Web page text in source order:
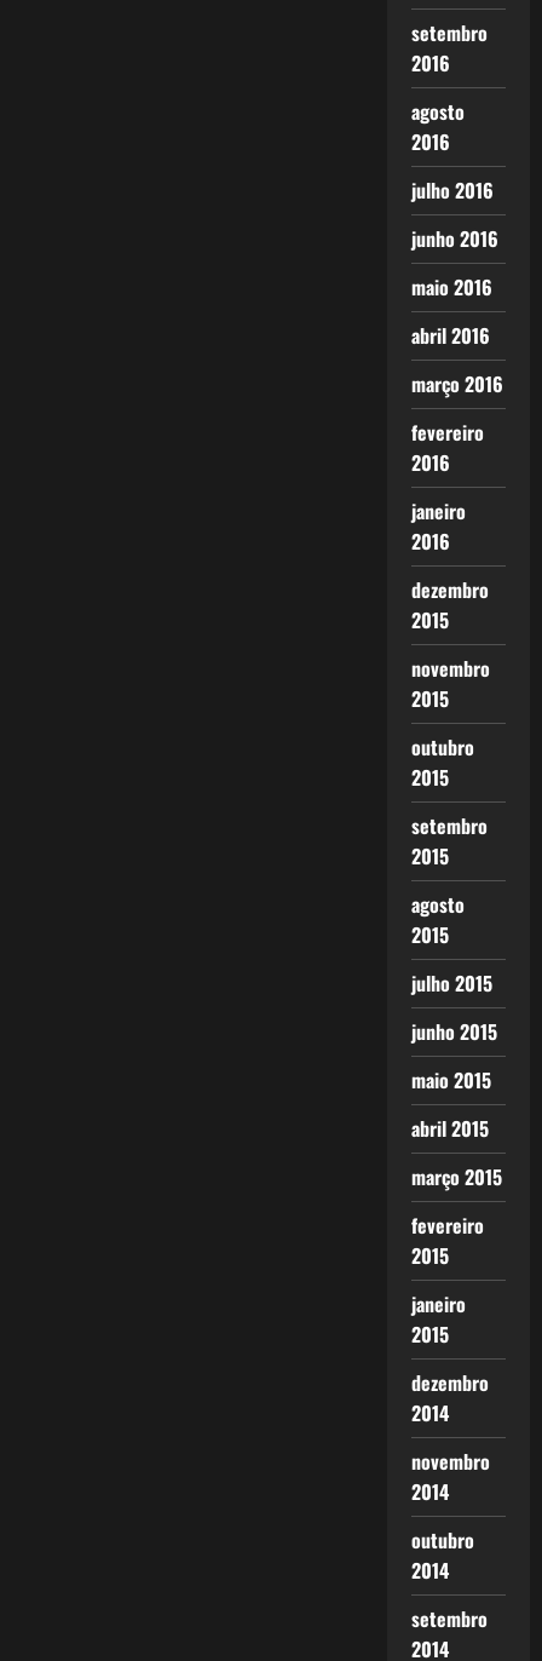
setembro
2016
agosto
2016
julho 2016
junho 2016
maio 2016
abril 2016
março 2016
fevereiro
2016
janeiro
2016
dezembro
2015
novembro
2015
outubro
2015
setembro
2015
agosto
2015
julho 2015
junho 2015
maio 2015
abril 2015
março 2015
fevereiro
2015
janeiro
2015
dezembro
2014
novembro
2014
outubro
2014
setembro
2014